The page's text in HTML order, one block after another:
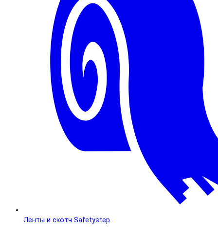
Ленты и скотч Safetystep